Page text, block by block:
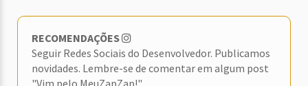
RECOMENDAÇÕES
Seguir Redes Sociais do Desenvolvedor. Publicamos
novidades. Lembre-se de comentar em algum post
"Vim pelo MeuZapZap!"